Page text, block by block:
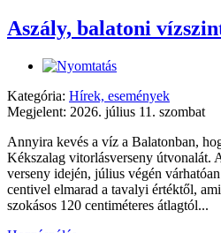
Aszály, balatoni
Kategória: Hírek, események
Megjelent: 2026. július 11. szombat
Annyira kevés a víz a Balatonban,
Kékszalag vitorlásverseny útvonalát.
verseny idején, július végén várhatóan
centivel elmarad a tavalyi értéktől,
szokásos 120 centiméteres átlagtól...